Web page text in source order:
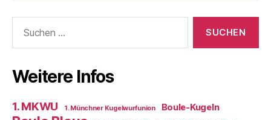
nach:
Weitere Infos
1. MKWU 1. Münchner Kugelwurfunion Boule-Kugeln